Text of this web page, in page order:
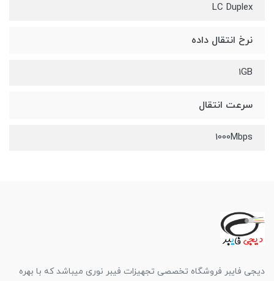
LC Duplex
نرخ انتقال داده
۱GB
سرعت انتقال
1000Mbps
دیجی فایبر فروشگاه تخصصی تجهیزات فیبر نوری میباشد که با بهره